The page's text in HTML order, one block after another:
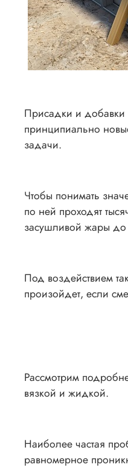
Присадки и добавки
принципиально
задачи.
Чтобы понимать
по ней проходят
засушливой жары до
Под воздействием
произойдет, если
Рассмотрим
вязкой и жидкой.
Наиболее частая
равномерное